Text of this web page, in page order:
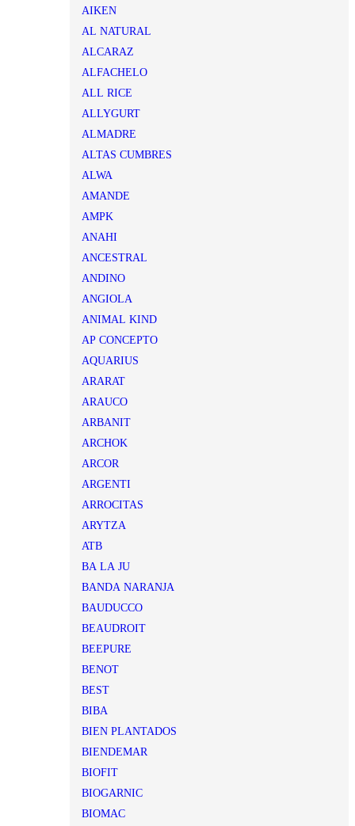
AIKEN
AL NATURAL
ALCARAZ
ALFACHELO
ALL RICE
ALLYGURT
ALMADRE
ALTAS CUMBRES
ALWA
AMANDE
AMPK
ANAHI
ANCESTRAL
ANDINO
ANGIOLA
ANIMAL KIND
AP CONCEPTO
AQUARIUS
ARARAT
ARAUCO
ARBANIT
ARCHOK
ARCOR
ARGENTI
ARROCITAS
ARYTZA
ATB
BA LA JU
BANDA NARANJA
BAUDUCCO
BEAUDROIT
BEEPURE
BENOT
BEST
BIBA
BIEN PLANTADOS
BIENDEMAR
BIOFIT
BIOGARNIC
BIOMAC